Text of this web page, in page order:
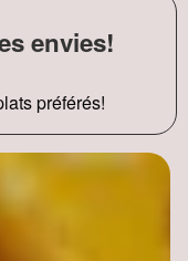
envies!
préférés!